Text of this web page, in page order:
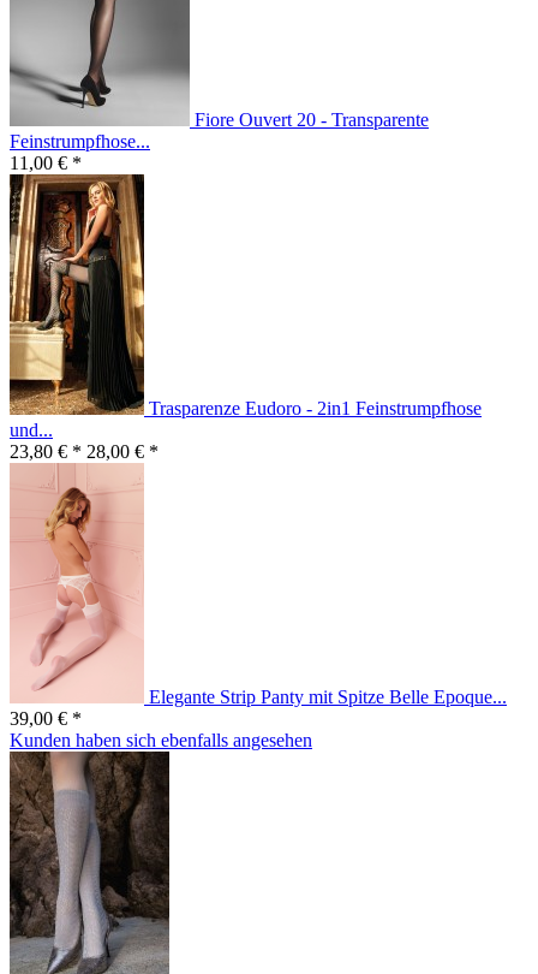
Fiore Ouvert 20 - Transparente
Feinstrumpfhose...
11,00 € *
Trasparenze Eudoro - 2in1 Feinstrumpfhose
und...
23,80 € * 28,00 € *
Elegante Strip Panty mit Spitze Belle Epoque...
39,00 € *
Kunden haben sich ebenfalls angesehen